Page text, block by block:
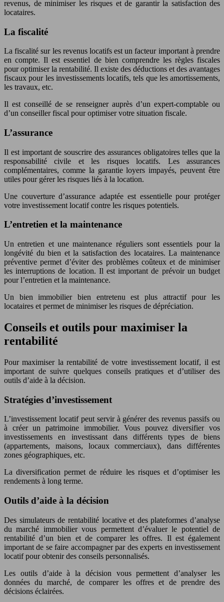
revenus, de minimiser les risques et de garantir la satisfaction des
locataires.
La fiscalité
La fiscalité sur les revenus locatifs est un facteur important à prendre
en compte. Il est essentiel de bien comprendre les règles fiscales
pour optimiser la rentabilité. Il existe des déductions et des avantages
fiscaux pour les investissements locatifs, tels que les amortissements,
les travaux, etc.
Il est conseillé de se renseigner auprès d’un expert-comptable ou
d’un conseiller fiscal pour optimiser votre situation fiscale.
L’assurance
Il est important de souscrire des assurances obligatoires telles que la
responsabilité civile et les risques locatifs. Les assurances
complémentaires, comme la garantie loyers impayés, peuvent être
utiles pour gérer les risques liés à la location.
Une couverture d’assurance adaptée est essentielle pour protéger
votre investissement locatif contre les risques potentiels.
L’entretien et la maintenance
Un entretien et une maintenance réguliers sont essentiels pour la
longévité du bien et la satisfaction des locataires. La maintenance
préventive permet d’éviter des problèmes coûteux et de minimiser
les interruptions de location. Il est important de prévoir un budget
pour l’entretien et la maintenance.
Un bien immobilier bien entretenu est plus attractif pour les
locataires et permet de minimiser les risques de dépréciation.
Conseils et outils pour maximiser la
rentabilité
Pour maximiser la rentabilité de votre investissement locatif, il est
important de suivre quelques conseils pratiques et d’utiliser des
outils d’aide à la décision.
Stratégies d’investissement
L’investissement locatif peut servir à générer des revenus passifs ou
à créer un patrimoine immobilier. Vous pouvez diversifier vos
investissements en investissant dans différents types de biens
(appartements, maisons, locaux commerciaux), dans différentes
zones géographiques, etc.
La diversification permet de réduire les risques et d’optimiser les
rendements à long terme.
Outils d’aide à la décision
Des simulateurs de rentabilité locative et des plateformes d’analyse
du marché immobilier vous permettent d’évaluer le potentiel de
rentabilité d’un bien et de comparer les offres. Il est également
important de se faire accompagner par des experts en investissement
locatif pour obtenir des conseils personnalisés.
Les outils d’aide à la décision vous permettent d’analyser les
données du marché, de comparer les offres et de prendre des
décisions éclairées.